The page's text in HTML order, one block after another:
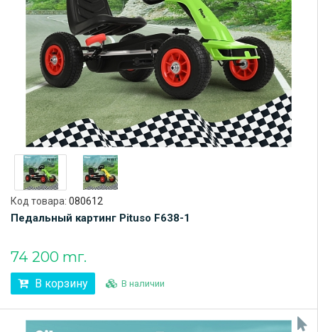
Код товара: 080612
Педальный картинг Pituso F638-1
74 200 тг.
В корзину В наличии